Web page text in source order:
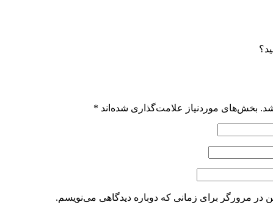
بخش‌های موردنیاز علامت‌گذاری شده‌اند *
در مرورگر برای زمانی که دوباره دیدگاهی می‌نویسم.